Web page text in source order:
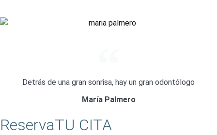
Detrás de una gran sonrisa, hay un gran odontólogo
María Palmero
ReservaTU CITA